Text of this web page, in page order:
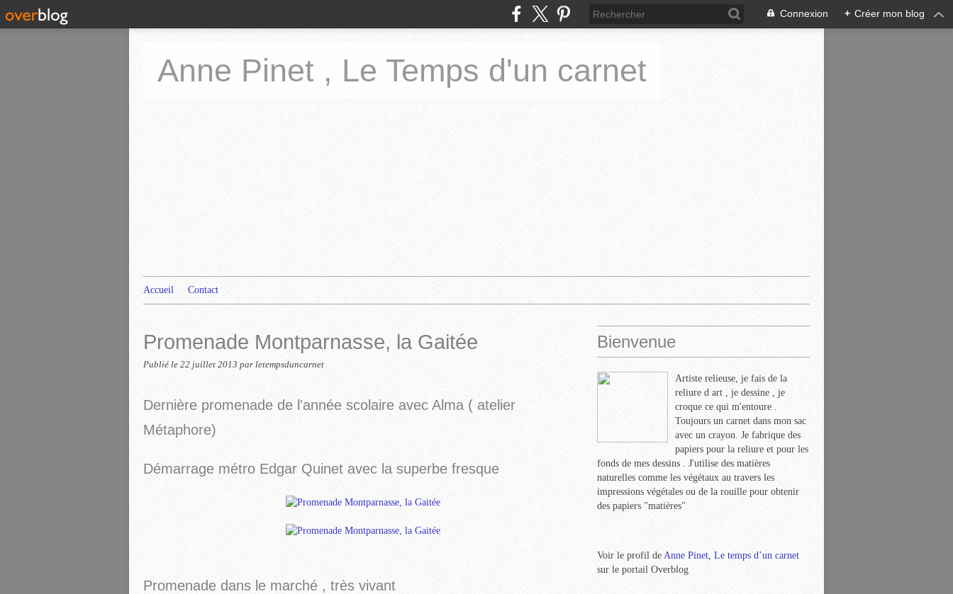
Connexion + Créer mon blog
Anne Pinet , Le Temps d'un carnet
Accueil Contact
Promenade Montparnasse, la Gaitée
Publié le 22 juillet 2013 par letempsduncarnet
Dernière promenade de l'année scolaire avec Alma ( atelier
Métaphore)
Démarrage métro Edgar Quinet avec la superbe fresque
Promenade dans le marché , très vivant
Bienvenue
Artiste relieuse, je fais de la
reliure d art , je dessine , je
croque ce qui m'entoure .
Toujours un carnet dans mon sac
avec un crayon. Je fabrique des
papiers pour la reliure et pour les
fonds de mes dessins . J'utilise des matières
naturelles comme les végétaux au travers les
impressions végétales ou de la rouille pour obtenir
des papiers "matières"
Voir le profil de Anne Pinet, Le temps d’un carnet
sur le portail Overblog